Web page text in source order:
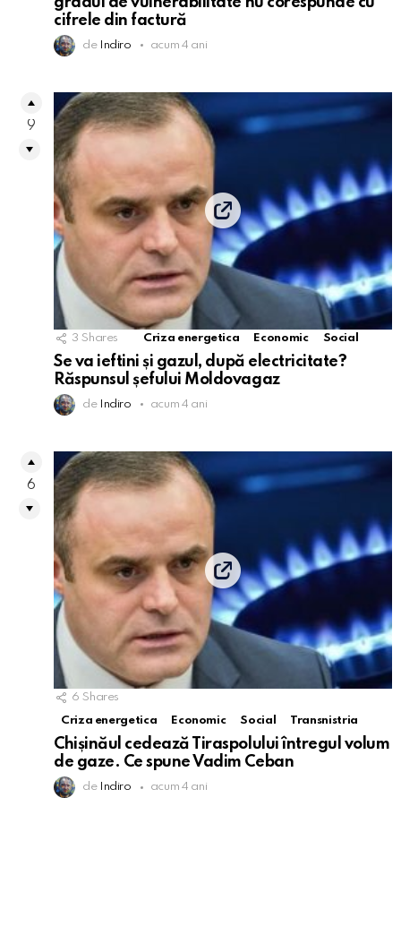
cifrele din factură
de Indiro acum 4 ani
3 Shares Criza energetica Economic Social
Se va ieftini și gazul, după electricitate?
Răspunsul șefului Moldovagaz
de Indiro acum 4 ani
9
6 Shares
Criza energetica
Economic Social Transnistria
Chișinăul cedează Tiraspolului întregul volum
de gaze. Ce spune Vadim Ceban
de Indiro acum 4 ani
6